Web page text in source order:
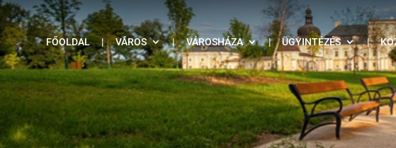
FŐOLDAL | VÁROS | VÁROSHÁZA | ÜGYINTÉZÉS |